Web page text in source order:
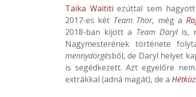
Taika Waititi ezúttal sem
2017-es két Team Thor, még a
2018-ban kijött a Team Darylis,
Nagymesterének története
mennydörgésből, de Daryl helyet
is segédkezett. Azt egyelőre
extrákkal (adná magát), de a